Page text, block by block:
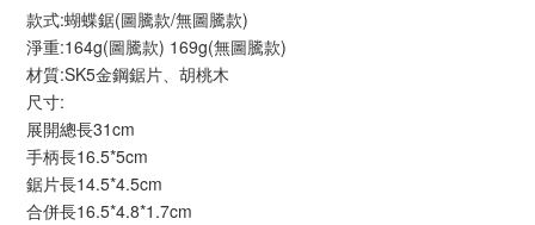
款式:蝴蝶鋸(圖騰款/無圖騰款)
淨重:164g(圖騰款) 169g(無圖騰款)
材質:SK5金鋼鋸片、胡桃木
尺寸:
展開總長31cm
手柄長16.5*5cm
鋸片長14.5*4.5cm
合併長16.5*4.8*1.7cm